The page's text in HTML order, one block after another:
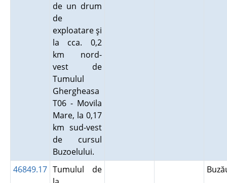
de un drum
de
exploatare şi
la cca. 0,2
km nord-
vest de
Tumulul
Ghergheasa
T06 - Movila
Mare, la 0,17
km sud-vest
de cursul
Buzoelului.
46849.17 Tumulul de